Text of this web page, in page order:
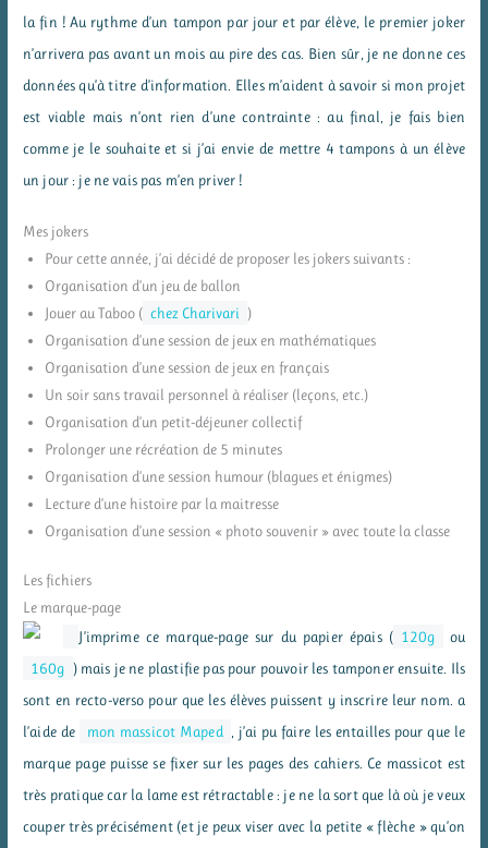
la fin ! Au rythme d’un tampon par jour et par élève, le premier joker
n’arrivera pas avant un mois au pire des cas. Bien sûr, je ne donne ces
données qu’à titre d’information. Elles m’aident à savoir si mon projet
est viable mais n’ont rien d’une contrainte : au final, je fais bien
comme je le souhaite et si j’ai envie de mettre 4 tampons à un élève
un jour : je ne vais pas m’en priver !
Mes jokers
Pour cette année, j’ai décidé de proposer les jokers suivants :
Organisation d’un jeu de ballon
Jouer au Taboo ( chez Charivari )
Organisation d’une session de jeux en mathématiques
Organisation d’une session de jeux en français
Un soir sans travail personnel à réaliser (leçons, etc.)
Organisation d’un petit-déjeuner collectif
Prolonger une récréation de 5 minutes
Organisation d’une session humour (blagues et énigmes)
Lecture d’une histoire par la maitresse
Organisation d’une session « photo souvenir » avec toute la classe
Les fichiers
Le marque-page
J’imprime ce marque-page sur du papier épais ( 120g
ou
160g ) mais je ne plastifie pas pour pouvoir les tamponer ensuite. Ils
sont en recto-verso pour que les élèves puissent y inscrire leur nom. a
l’aide de
mon massicot Maped , j’ai pu faire les entailles pour que le
marque page puisse se fixer sur les pages des cahiers. Ce massicot est
très pratique car la lame est rétractable : je ne la sort que là où je veux
couper très précisément (et je peux viser avec la petite « flèche » qu’on